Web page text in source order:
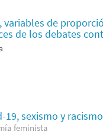
de
de los debates
19, sexismo y
feminista